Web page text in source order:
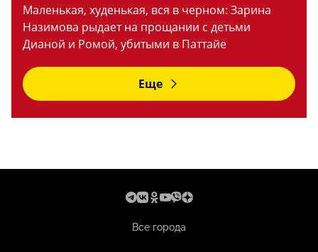
Маленькая, худенькая, вся в черном: Зарина
Назимова рыдает на прощании с детьми
Дианой и Ромой, убитыми в Паттайе
Еще
Все города